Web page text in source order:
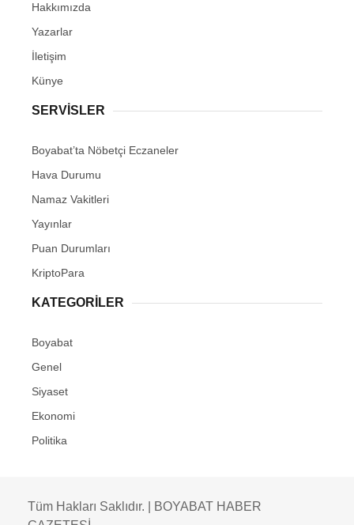
Hakkımızda
Yazarlar
İletişim
Künye
SERVISLER
Boyabat’ta Nöbetçi Eczaneler
Hava Durumu
Namaz Vakitleri
Yayınlar
Puan Durumları
KriptoPara
KATEGORILER
Boyabat
Genel
Siyaset
Ekonomi
Politika
Tüm Hakları Saklıdır. | BOYABAT HABER